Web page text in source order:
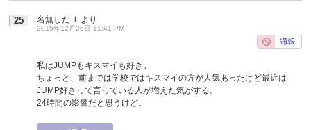
25 名無しだＪ より
2015年12月26日 11:41 PM
私はJUMPもキスマイも好き。
ちょっと、前までは学校ではキスマイの方が人気あったけど最近は
JUMP好きって言っている人が増えた気がする。
24時間の影響だと思うけど。